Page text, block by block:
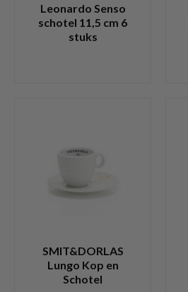
Leonardo Senso
schotel 11,5 cm 6
stuks
SMIT&DORLAS
Lungo Kop en
Schotel